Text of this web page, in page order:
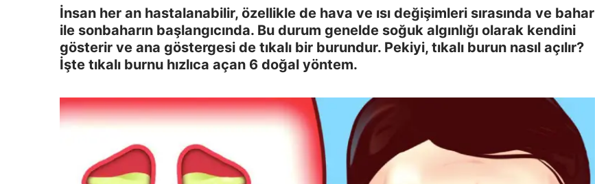
İnsan her an hastalanabilir, özellikle de hava ve ısı değişimleri sırasında ve bahar
ile sonbaharın başlangıcında. Bu durum genelde soğuk algınlığı olarak kendini
gösterir ve ana göstergesi de tıkalı bir burundur. Pekiyi, tıkalı burun nasıl açılır?
İşte tıkalı burnu hızlıca açan 6 doğal yöntem.